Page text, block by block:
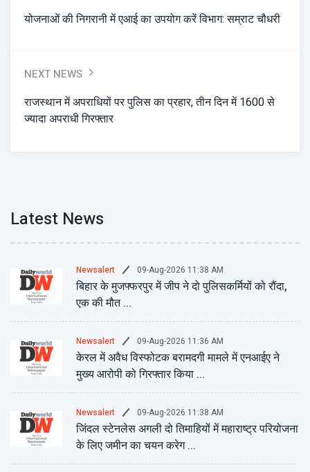
योजनाओं की निगरानी में एआई का उपयोग करें विभाग: सम्राट चौधरी
NEXT NEWS
राजस्थान में अपराधियों पर पुलिस का प्रहार, तीन दिन में 1600 से
ज्यादा अपराधी गिरफ्तार
Latest News
Newsalert 09-Aug-2026 11:38 AM
बिहार के मुजफ्फरपुर में जीप ने दो पुलिसकर्मियों को रौंदा,
एक की मौत ...
Newsalert 09-Aug-2026 11:36 AM
केरल में अवैध विस्फोटक बरामदगी मामले में एनआईए ने
मुख्य आरोपी को गिरफ्तार किया ...
Newsalert 09-Aug-2026 11:38 AM
जिंदल स्टेनलेस अगली दो तिमाहियों में महाराष्ट्र परियोजना
के लिए जमीन का चयन करेग ...